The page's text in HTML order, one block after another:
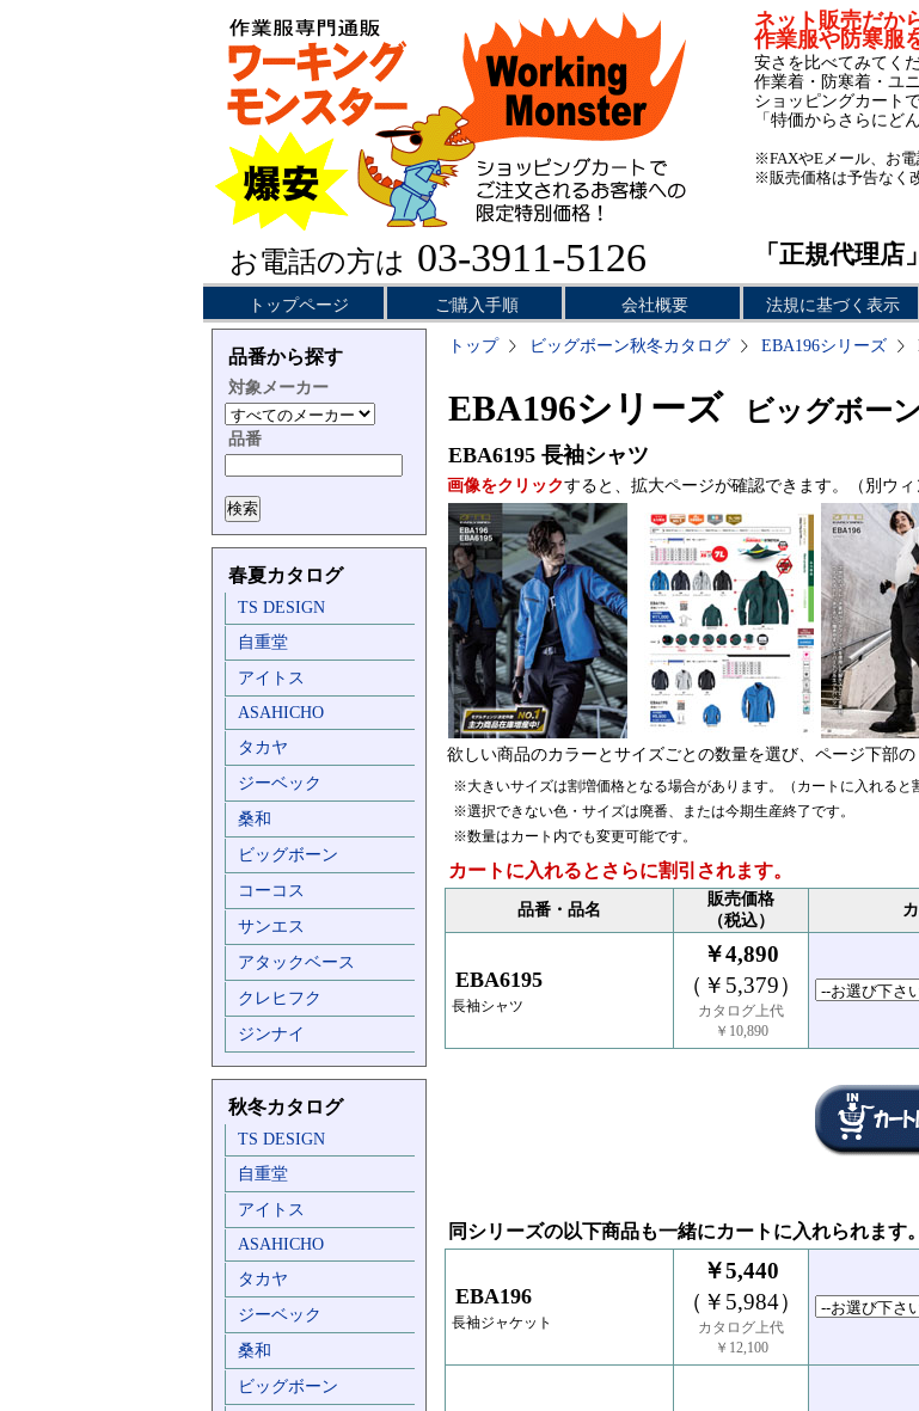
お電話の方は 03-3911-5126
ネット販売だか
作業服や防寒服
安さを比べてみてく
作業着・防寒着・ユ
ショッピングカート
「特価からさらにど
※FAXやEメール、お電
※販売価格は予告なく
「正規代理店」
トップページ ご購入手順 会社概要 法規に基づく表示
品番から探す
対象メーカー
品番
春夏カタログ
TS DESIGN
自重堂
アイトス
ASAHICHO
タカヤ
ジーベック
桑和
ビッグボーン
コーコス
サンエス
アタックベース
クレヒフク
ジンナイ
秋冬カタログ
TS DESIGN
自重堂
アイトス
ASAHICHO
タカヤ
ジーベック
桑和
ビッグボーン
トップ ビッグボーン秋冬カタログ EBA196シリーズ
EBA196シリーズ ビッグボー
EBA6195 長袖シャツ
画像をクリックすると、拡大ページが確認できます。（別ウィ
欲しい商品のカラーとサイズごとの数量を選び、ページ下部
※大きいサイズは割増価格となる場合があります。（カートに入れると
※選択できない色・サイズは廃番、または今期生産終了です。
※数量はカート内でも変更可能です。
カートに入れるとさらに割引されます。
品番・品名
販売価格
（税込）
EBA6195
長袖シャツ
￥4,890
（￥5,379）
カタログ上代
￥10,890
同シリーズの以下商品も一緒にカートに入れられます。
EBA196
長袖ジャケット
￥5,440
（￥5,984）
カタログ上代
￥12,100